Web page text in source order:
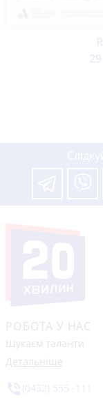
РОБОТА У НАС
Шукаєм таланти
Детальніше